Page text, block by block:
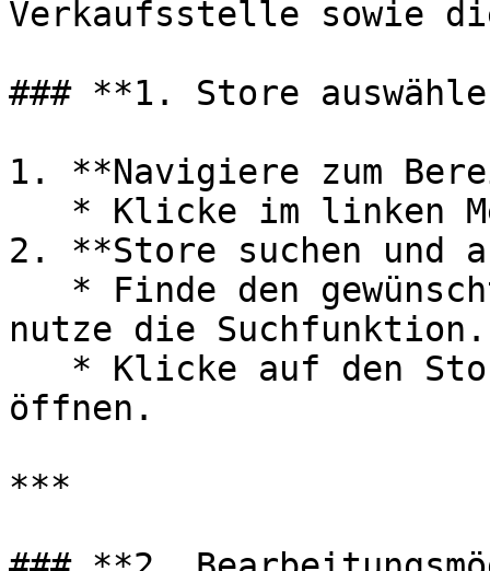
Verkaufsstelle sowie
### **1. Store
1. **Navigiere zum
2. **Store suchen und
nutze die Suchfunktion.
öffnen.
***